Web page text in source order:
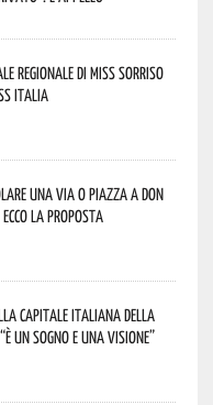
regionale di Miss Sorriso
Italia
una via o piazza a don
la proposta
Capitale italiana della
un sogno e una visione”